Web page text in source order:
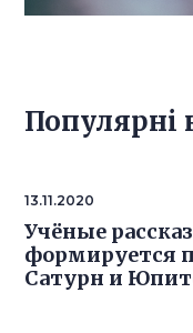
Популярнi
13.11.2020
Учёные
формируется
Сатурн и